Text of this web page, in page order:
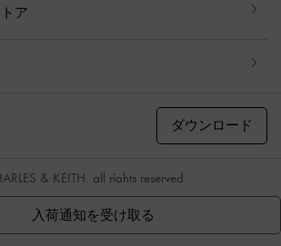
入荷通知を受け取る
ア
ダウンロード
& KEITH, all rights reserved